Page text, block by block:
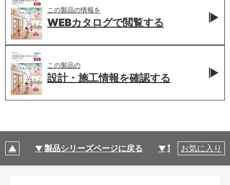
この製品の情報を
WEBカタログで閲覧する
この製品の
設計・施工情報を確認する
製品シリーズページに戻る 製品仕様
お気に入り